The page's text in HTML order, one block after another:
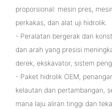
proporsional: mesin pres,
perkakas, dan alat uji hidrolik.
- Peralatan bergerak dan
dan arah yang presisi
derek, ekskavator, sistem
- Paket hidrolik OEM,
kelautan dan pertambangan,
mana laju aliran tinggi dan